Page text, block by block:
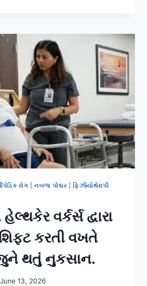
રોગ |નબળા પોશ્ચર |ફિઝીયોથેરાપી
વર્કર્સ દ્વારા
કરતી વખતે
થતું નુકસાન.
June 13, 2026